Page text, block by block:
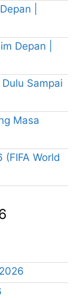
|
Depan |
Sampai
Masa
World